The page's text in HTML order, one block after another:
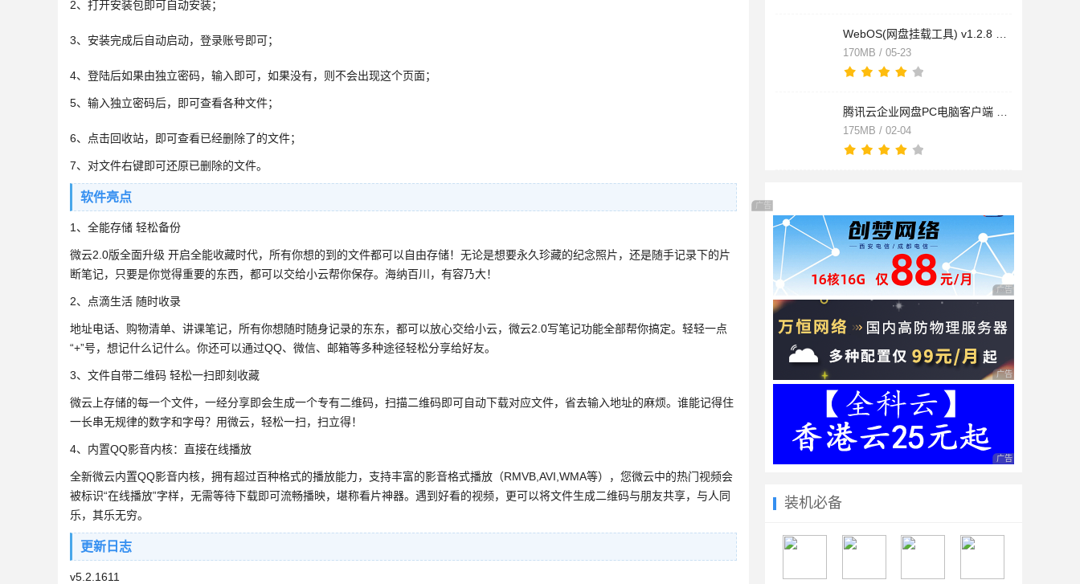
170MB / 05-23
175MB / 02-04
广告 商业广告，理性选择
广告 商业广告，理性
广告 商业广告，理性
广告 商业广告，理性
装机必备
2、打开安装包即可自动安装；
3、安装完成后自动启动，登录账号即可；
4、登陆后如果由独立密码，输入即可，如果没有，则不会出现这个页面；
5、输入独立密码后，即可查看各种文件；
6、点击回收站，即可查看已经删除了的文件；
7、对文件右键即可还原已删除的文件。
软件亮点
1、全能存储 轻松备份
微云2.0版全面升级 开启全能收藏时代，所有你想的到的文件都可以自由存储！无论是想要永久珍藏的纪念照片，还是随手记录下的片
断笔记，只要是你觉得重要的东西，都可以交给小云帮你保存。海纳百川，有容乃大！
2、点滴生活 随时收录
地址电话、购物清单、讲课笔记，所有你想随时随身记录的东东，都可以放心交给小云，微云2.0写笔记功能全部帮你搞定。轻轻一点
“+”号，想记什么记什么。你还可以通过QQ、微信、邮箱等多种途径轻松分享给好友。
3、文件自带二维码 轻松一扫即刻收藏
微云上存储的每一个文件，一经分享即会生成一个专有二维码，扫描二维码即可自动下载对应文件，省去输入地址的麻烦。谁能记得住
一长串无规律的数字和字母？用微云，轻松一扫，扫立得！
4、内置QQ影音内核：直接在线播放
全新微云内置QQ影音内核，拥有超过百种格式的播放能力，支持丰富的影音格式播放（RMVB,AVI,WMA等），您微云中的热门视频会
被标识“在线播放”字样，无需等待下载即可流畅播映，堪称看片神器。遇到好看的视频，更可以将文件生成二维码与朋友共享，与人同
乐，其乐无穷。
更新日志
v5.2.1611